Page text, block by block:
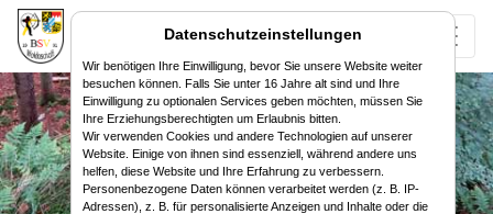
Datenschutzeinstellungen
Wir benötigen Ihre Einwilligung, bevor Sie unsere Website weiter
besuchen können. Falls Sie unter 16 Jahre alt sind und Ihre
Einwilligung zu optionalen Services geben möchten, müssen Sie
Ihre Erziehungsberechtigten um Erlaubnis bitten.
Wir verwenden Cookies und andere Technologien auf unserer
Website. Einige von ihnen sind essenziell, während andere uns
helfen, diese Website und Ihre Erfahrung zu verbessern.
Personenbezogene Daten können verarbeitet werden (z. B. IP-
Adressen), z. B. für personalisierte Anzeigen und Inhalte oder die